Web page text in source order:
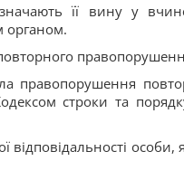
її вину у
органом.
правопорушення
строки та
особи,